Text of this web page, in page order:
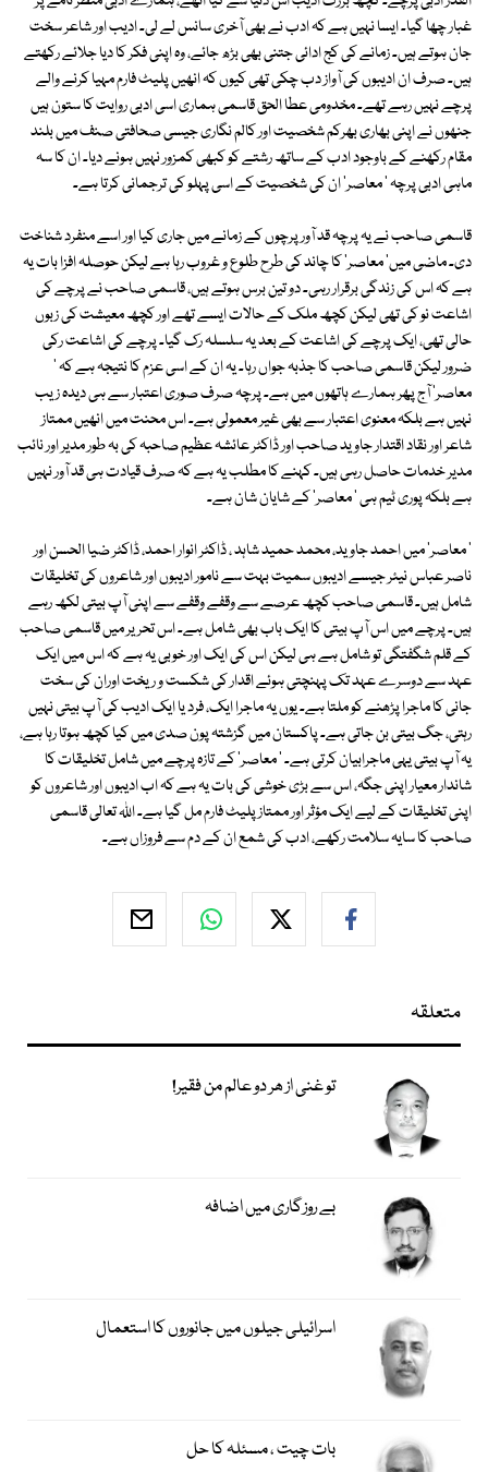
غبار چھا گیا۔ ایسا نہیں ہے کہ ادب نے بھی آخری سانس لے لی۔ ادیب اور شاعر سخت
جان ہوتے ہیں۔ زمانے کی کج ادائی جتنی بھی بڑھ جائے، وہ اپنی فکر کا دیا جلائے رکھتے
ہیں۔ صرف ان ادیبوں کی آواز دب چکی تھی کیوں کہ انھیں پلیٹ فارم مہیا کرنے والے
پرچے نہیں رہے تھے۔ مخدومی عطا الحق قاسمی ہماری اسی ادبی روایت کا ستون ہیں
جنھوں نے اپنی بھاری بھرکم شخصیت اور کالم نگاری جیسی صحافتی صنف میں بلند
مقام رکھنے کے باوجود ادب کے ساتھ رشتے کو کبھی کمزور نہیں ہونے دیا۔ ان کا سہ
ماہی ادبی پرچہ ' معاصر' ان کی شخصیت کے اسی پہلو کی ترجمانی کرتا ہے۔
قاسمی صاحب نے یہ پرچہ قد آور پرچوں کے زمانے میں جاری کیا اور اسے منفرد شناخت
دی۔ ماضی میں' معاصر' کا چاند کی طرح طلوع و غروب رہا ہے لیکن حوصلہ افزا بات یہ
ہے کہ اس کی زندگی برقرار رہی۔ دو تین برس ہوتے ہیں، قاسمی صاحب نے پرچے کی
اشاعت نو کی تھی لیکن کچھ ملک کے حالات ایسے تھے اور کچھ معیشت کی زبوں
حالی تھی، ایک پرچے کی اشاعت کے بعد یہ سلسلہ رک گیا۔ پرچے کی اشاعت رکی
ضرور لیکن قاسمی صاحب کا جذبہ جواں رہا۔ یہ ان کے اسی عزم کا نتیجہ ہے کہ '
معاصر' آج پھر ہمارے ہاتھوں میں ہے۔ پرچہ صرف صوری اعتبار سے ہی دیدہ زیب
نہیں ہے بلکہ معنوی اعتبار سے بھی غیر معمولی ہے۔ اس محنت میں انھیں ممتاز
شاعر اور نقاد اقتدار جاوید صاحب اور ڈاکٹر عائشہ عظیم صاحبہ کی بہ طور مدیر اور نائب
مدیر خدمات حاصل رہی ہیں۔ کہنے کا مطلب یہ ہے کہ صرف قیادت ہی قد آور نہیں
ہے بلکہ پوری ٹیم ہی ' معاصر' کے شایان شان ہے۔
' معاصر' میں احمد جاوید، محمد حمید شاہد ، ڈاکٹر انوار احمد، ڈاکٹر ضیا الحسن اور
ناصر عباس نیئر جیسے ادیبوں سمیت بہت سے نامور ادیبوں اور شاعروں کی تخلیقات
شامل ہیں۔ قاسمی صاحب کچھ عرصے سے وقفے وقفے سے اپنی آپ بیتی لکھ رہے
ہیں۔ پرچے میں اس آپ بیتی کا ایک باب بھی شامل ہے۔ اس تحریر میں قاسمی صاحب
کے قلم شگفتگی تو شامل ہے ہی لیکن اس کی ایک اور خوبی یہ ہے کہ اس میں ایک
عہد سے دوسرے عہد تک پہنچتی ہوئے اقدار کی شکست و ریخت اوران کی سخت
جانی کا ماجرا پڑھنے کو ملتا ہے۔ یوں یہ ماجرا ایک، فرد یا ایک ادیب کی آپ بیتی نہیں
رہتی، جگ بیتی بن جاتی ہے۔ پاکستان میں گزشتہ پون صدی میں کیا کچھ ہوتا رہا ہے،
یہ آپ بیتی یہی ماجرابیان کرتی ہے۔ ' معاصر' کے تازہ پرچے میں شامل تخلیقات کا
شاندار معیار اپنی جگہ، اس سے بڑی خوشی کی بات یہ ہے کہ اب ادیبوں اور شاعروں کو
اپنی تخلیقات کے لیے ایک مؤثر اور ممتاز پلیٹ فارم مل گیا ہے۔ اللہ تعالی قاسمی
صاحب کا سایہ سلامت رکھے، ادب کی شمع ان کے دم سے فروزاں ہے۔
متعلقہ
تو غنی از ھر دو عالم من فقیر!
بے روزگاری میں اضافہ
اسرائیلی جیلوں میں جانوروں کا استعمال
بات چیت ، مسئلہ کا حل